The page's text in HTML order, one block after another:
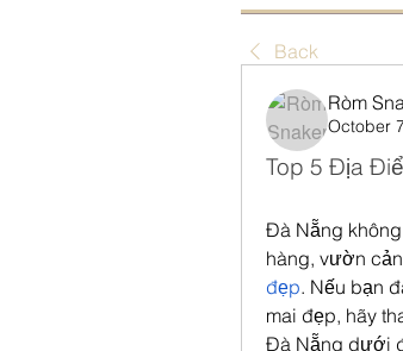
Back
Ròm
October
Top 5 Địa
Đà Nẵng
hàng, vườn
đẹp. Nếu bạn
mai đẹp, hãy
Đà Nẵng dưới